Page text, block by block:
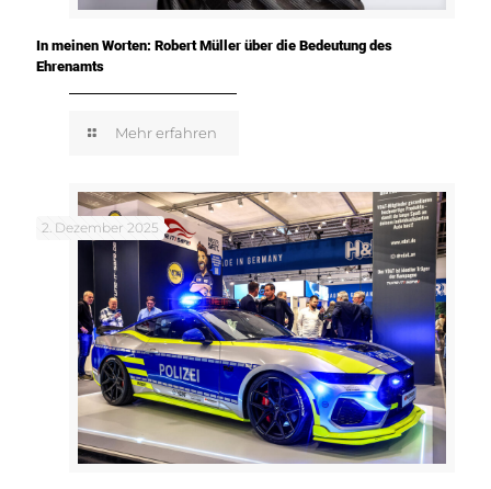
In meinen Worten: Robert Müller über die Bedeutung des
Ehrenamts
Mehr erfahren
2. Dezember 2025